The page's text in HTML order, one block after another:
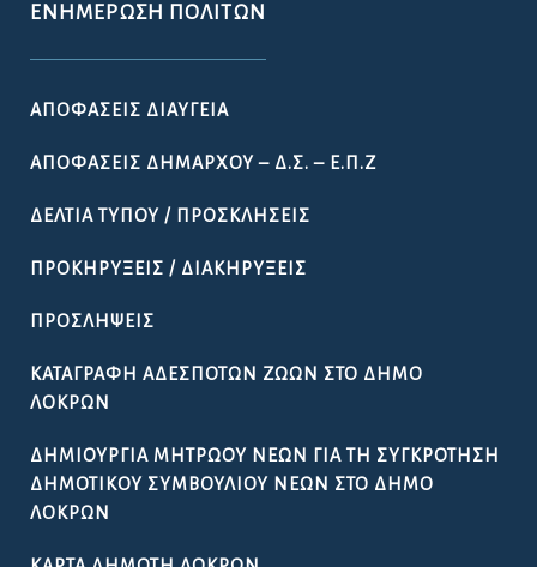
ΕΝΗΜΈΡΩΣΗ ΠΟΛΙΤΏΝ
ΑΠΟΦΆΣΕΙΣ ΔΙΑΎΓΕΙΑ
ΑΠΟΦΆΣΕΙΣ ΔΗΜΆΡΧΟΥ – Δ.Σ. – Ε.Π.Ζ
ΔΕΛΤΊΑ ΤΎΠΟΥ / ΠΡΟΣΚΛΉΣΕΙΣ
ΠΡΟΚΗΡΎΞΕΙΣ / ΔΙΑΚΗΡΎΞΕΙΣ
ΠΡΟΣΛΉΨΕΙΣ
ΚΑΤΑΓΡΑΦΉ ΑΔΈΣΠΟΤΩΝ ΖΏΩΝ ΣΤΟ ΔΉΜΟ
ΛΟΚΡΏΝ
ΔΗΜΙΟΥΡΓΊΑ ΜΗΤΡΏΟΥ ΝΈΩΝ ΓΙΑ ΤΗ ΣΥΓΚΡΌΤΗΣΗ
ΔΗΜΟΤΙΚΟΎ ΣΥΜΒΟΥΛΊΟΥ ΝΈΩΝ ΣΤΟ ΔΉΜΟ
ΛΟΚΡΏΝ